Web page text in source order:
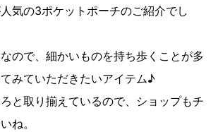
気の3ポケットポーチのご紹介でし
ので、細かいものを持ち歩くことが多
みていただきたいアイテム♪
と取り揃えているので、ショップもチ
ね。